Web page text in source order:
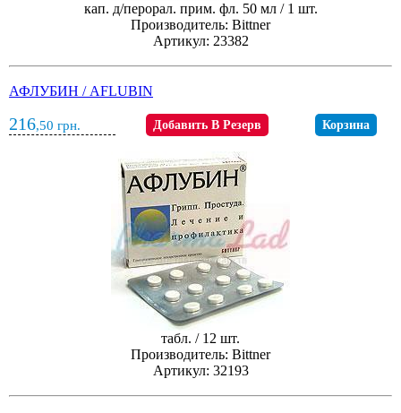
кап. д/перорал. прим. фл. 50 мл / 1 шт.
Производитель: Bittner
Артикул: 23382
АФЛУБИН / AFLUBIN
216,50 грн. Добавить В Резерв Корзина
табл. / 12 шт.
Производитель: Bittner
Артикул: 32193